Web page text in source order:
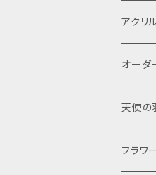
アクリ
オーダ
天使の
フラワ